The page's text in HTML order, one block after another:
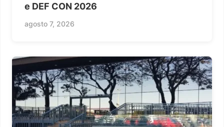
e DEF CON 2026
agosto 7, 2026